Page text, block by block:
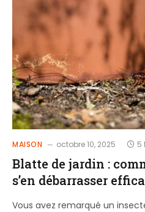
MAISON octobre 10, 2025 5
Blatte de jardin :
s’en débarrasser
Vous avez remarqué un